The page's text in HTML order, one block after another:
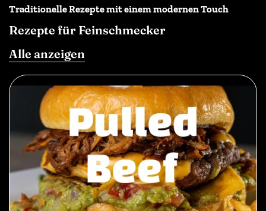
Traditionelle Rezepte mit einem modernen Touch
Rezepte für Feinschmecker
Alle anzeigen